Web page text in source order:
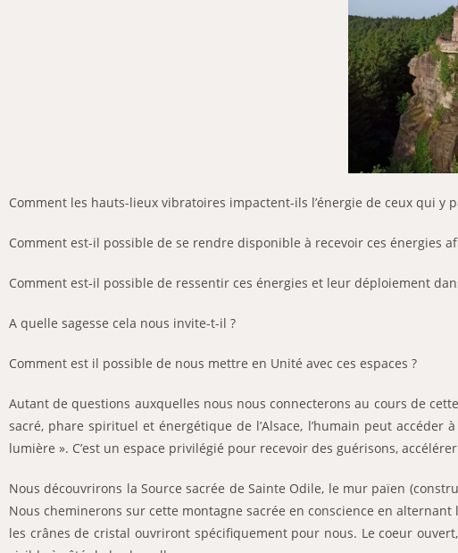
Comment les hauts-lieux vibratoires impactent-ils l’énergie de ceux qui y
Comment est-il possible de se rendre disponible à recevoir ces énergies
Comment est-il possible de ressentir ces énergies et leur déploiement
A quelle sagesse cela nous invite-t-il ?
Comment est il possible de nous mettre en Unité avec ces espaces ?
Autant de questions auxquelles nous nous connecterons au cours de
sacré, phare spirituel et énergétique de l’Alsace, l’humain peut accéder
lumière ». C’est un espace privilégié pour recevoir des guérisons,
Nous découvrirons la Source sacrée de Sainte Odile, le mur païen
Nous cheminerons sur cette montagne sacrée en conscience en
les crânes de cristal ouvriront spécifiquement pour nous. Le coeur